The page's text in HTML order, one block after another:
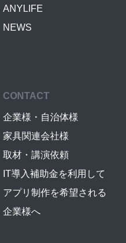
ANYLIFE
NEWS
CONTACT
企業様・自治体様
家具関連会社様
取材・講演依頼
IT導入補助金を利用して
アプリ制作を希望される
企業様へ